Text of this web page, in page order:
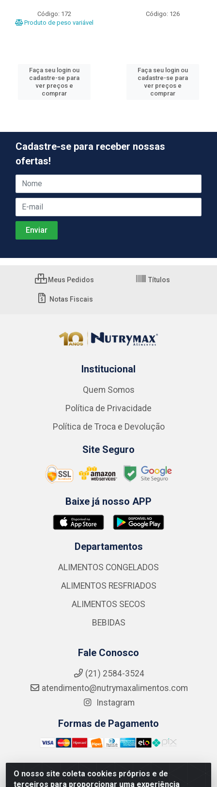
Código: 172
Produto de peso variável
Faça seu login ou
cadastre-se para
ver preços e
comprar
Código: 126
Faça seu login ou
cadastre-se para
ver preços e
comprar
O nosso site coleta cookies próprios e de
terceiros para proporcionar uma experiência
Cadastre-se para receber nossas
ofertas!
Meus Pedidos Títulos
Notas Fiscais
Institucional
Quem Somos
Política de Privacidade
Política de Troca e Devolução
Site Seguro
Baixe já nosso APP
Departamentos
ALIMENTOS CONGELADOS
ALIMENTOS RESFRIADOS
ALIMENTOS SECOS
BEBIDAS
Fale Conosco
(21) 2584-3524
atendimento@nutrymaxalimentos.com
Instagram
Formas de Pagamento
NUTRY MAX COMÉRCIO DE PRODUTOS ALIMENTICIOS